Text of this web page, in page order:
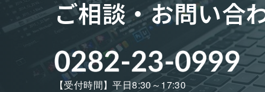
ご相談・お問い合
【受付時間】平日8:30～17:30